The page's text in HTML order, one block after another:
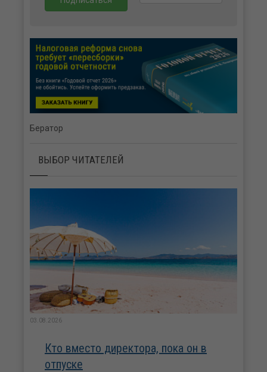
Бератор
ВЫБОР ЧИТАТЕЛЕЙ
03.08.2026
Кто вместо директора, пока он в
отпуске